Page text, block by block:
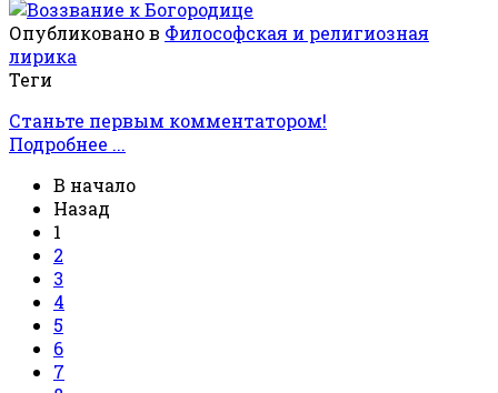
Опубликовано в Философская и религиозная
лирика
Теги
Станьте первым комментатором!
Подробнее ...
В начало
Назад
1
2
3
4
5
6
7